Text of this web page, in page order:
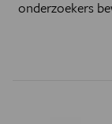
onderzoekers